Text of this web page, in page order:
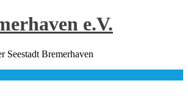
e.V.
Seestadt Bremerhaven